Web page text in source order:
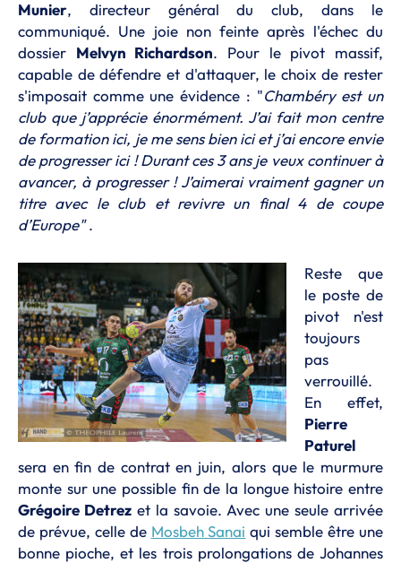
Munier, directeur général du club, dans le
communiqué. Une joie non feinte après l'échec du
dossier Melvyn Richardson. Pour le pivot massif,
capable de défendre et d'attaquer, le choix de rester
s'imposait comme une évidence : "Chambéry est un
club que j’apprécie énormément. J’ai fait mon centre
de formation ici, je me sens bien ici et j’ai encore envie
de progresser ici ! Durant ces 3 ans je veux continuer à
avancer, à progresser ! J’aimerai vraiment gagner un
titre avec le club et revivre un final 4 de coupe
d’Europe".
Reste que
le poste de
pivot n'est
toujours
pas
verrouillé.
En effet,
Pierre
Paturel
sera en fin de contrat en juin, alors que le murmure
monte sur une possible fin de la longue histoire entre
Grégoire Detrezet la savoie. Avec une seule arrivée
de prévue, celle de Mosbeh Sanai qui semble être une
bonne pioche, et les trois prolongations de Johannes